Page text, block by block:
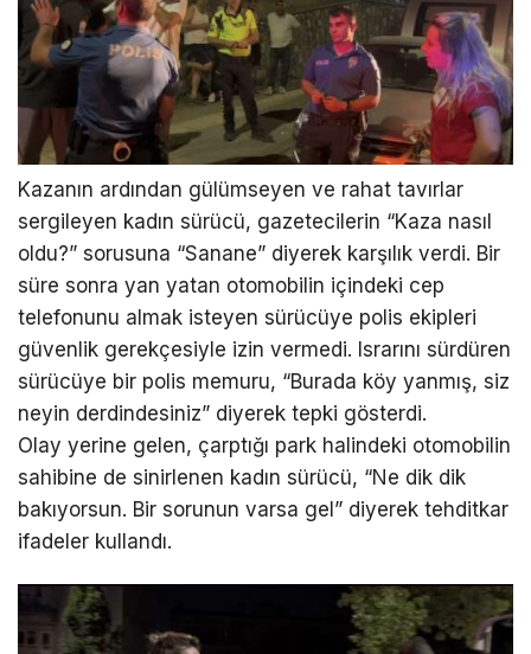
Kazanın ardından gülümseyen ve rahat tavırlar
sergileyen kadın sürücü, gazetecilerin “Kaza nasıl
oldu?” sorusuna “Sanane” diyerek karşılık verdi. Bir
süre sonra yan yatan otomobilin içindeki cep
telefonunu almak isteyen sürücüye polis ekipleri
güvenlik gerekçesiyle izin vermedi. Israrını sürdüren
sürücüye bir polis memuru, “Burada köy yanmış, siz
neyin derdindesiniz” diyerek tepki gösterdi.
Olay yerine gelen, çarptığı park halindeki otomobilin
sahibine de sinirlenen kadın sürücü, “Ne dik dik
bakıyorsun. Bir sorunun varsa gel” diyerek tehditkar
ifadeler kullandı.